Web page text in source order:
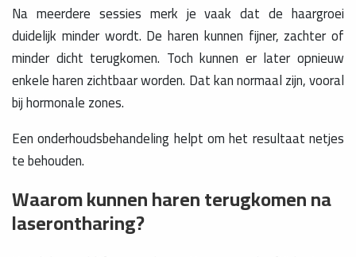
Na meerdere sessies merk je vaak dat de haargroei
duidelijk minder wordt. De haren kunnen fijner, zachter of
minder dicht terugkomen. Toch kunnen er later opnieuw
enkele haren zichtbaar worden. Dat kan normaal zijn, vooral
bij hormonale zones.
Een onderhoudsbehandeling helpt om het resultaat netjes
te behouden.
Waarom kunnen haren terugkomen na
laserontharing?